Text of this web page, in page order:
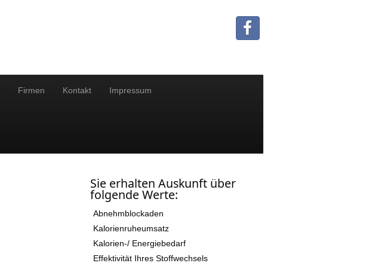
Firmen Kontakt Impressum
Sie erhalten Auskunft über
folgende Werte:
Abnehmblockaden
Kalorienruheumsatz
Kalorien-/ Energiebedarf
Effektivität Ihres Stoffwechsels